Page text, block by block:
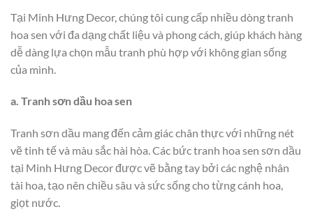
Tại Minh Hưng Decor, chúng tôi cung cấp nhiều dòng tranh
hoa sen với đa dạng chất liệu và phong cách, giúp khách hàng
dễ dàng lựa chọn mẫu tranh phù hợp với không gian sống
của mình.
a. Tranh sơn dầu hoa sen
Tranh sơn dầu mang đến cảm giác chân thực với những nét
vẽ tinh tế và màu sắc hài hòa. Các bức tranh hoa sen sơn dầu
tại Minh Hưng Decor được vẽ bằng tay bởi các nghệ nhân
tài hoa, tạo nên chiều sâu và sức sống cho từng cánh hoa,
giọt nước.